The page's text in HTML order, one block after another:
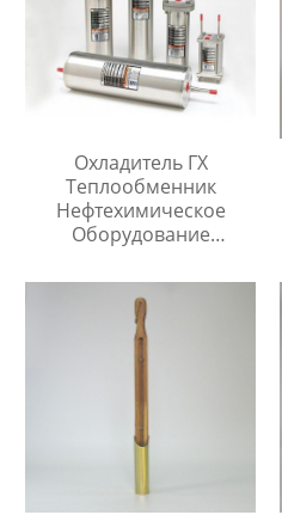
Охладитель ГХ
Теплообменник
Нефтехимическое
Оборудование